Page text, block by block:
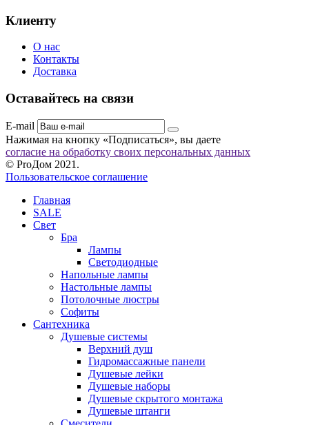
Клиенту
О нас
Контакты
Доставка
Оставайтесь на связи
E-mail
Нажимая на кнопку «Подписаться», вы даете
согласие на обработку своих персональных данных
© ProДом 2021.
Пользовательское соглашение
Главная
SALE
Свет
Бра
Лампы
Светодиодные
Напольные лампы
Настольные лампы
Потолочные люстры
Софиты
Сантехника
Душевые системы
Верхний душ
Гидромассажные панели
Душевые лейки
Душевые наборы
Душевые скрытого монтажа
Душевые штанги